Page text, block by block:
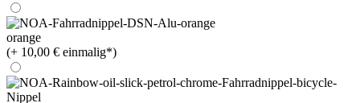
orange
(+ 10,00 € einmalig*)